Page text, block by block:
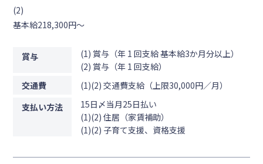
(2)
基本給218,300円～
賞与
(1) 賞与（年 1 回支給 基本給3か月分以上）
(2) 賞与（年 1 回支給）
交通費
(1)(2) 交通費支給（上限30,000円／月）
支払い方法
15日〆当月25日払い
(1)(2) 住居（家賃補助）
(1)(2) 子育て支援、資格支援